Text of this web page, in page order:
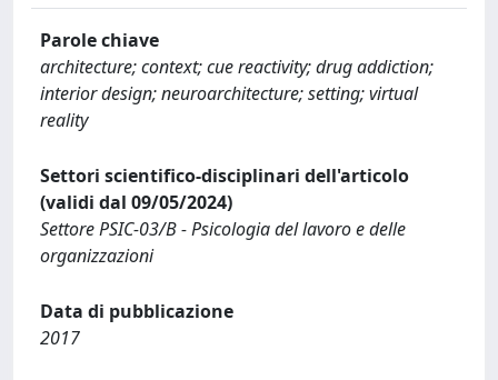
Parole chiave
architecture; context; cue reactivity; drug addiction;
interior design; neuroarchitecture; setting; virtual
reality
Settori scientifico-disciplinari dell'articolo
(validi dal 09/05/2024)
Settore PSIC-03/B - Psicologia del lavoro e delle
organizzazioni
Data di pubblicazione
2017